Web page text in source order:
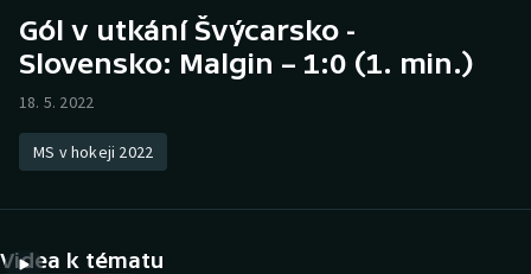
Hokej
Atletika
Gól v utkání Švýcarsko -
Slovensko: Malgin – 1:0 (1. min.)
18. 5. 2022
MS v hokeji 2022
Videa k tématu